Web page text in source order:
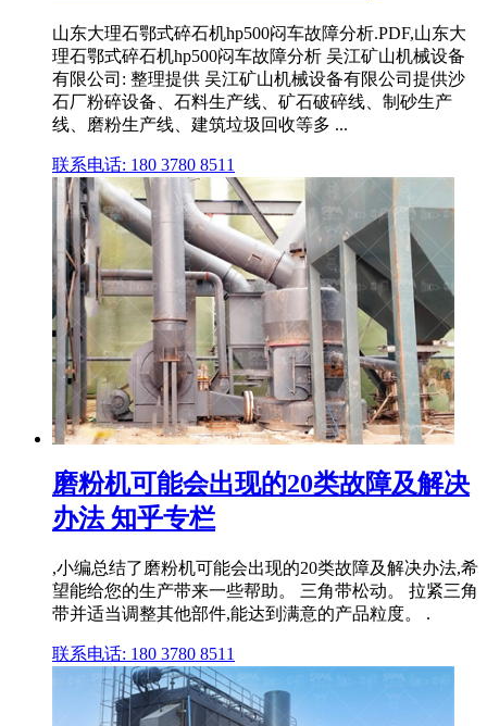
山东大理石鄂式碎石机hp500闷车故障分析.PDF,山东大
理石鄂式碎石机hp500闷车故障分析 吴江矿山机械设备
有限公司: 整理提供 吴江矿山机械设备有限公司提供沙
石厂粉碎设备、石料生产线、矿石破碎线、制砂生产
线、磨粉生产线、建筑垃圾回收等多 ...
联系电话: 180 3780 8511
磨粉机可能会出现的20类故障及解决
办法 知乎专栏
,小编总结了磨粉机可能会出现的20类故障及解决办法,希
望能给您的生产带来一些帮助。 三角带松动。 拉紧三角
带并适当调整其他部件,能达到满意的产品粒度。 .
联系电话: 180 3780 8511